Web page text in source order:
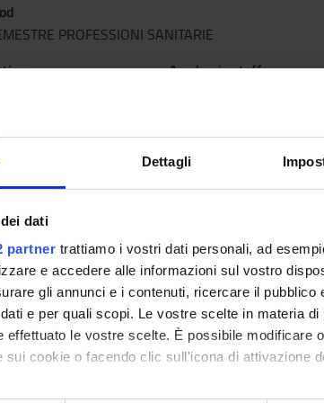
Dettagli
dati
partner trattiamo i vostri dati personali, ad
e accedere alle informazioni sul vostro
gli annunci e i contenuti, ricercare il
e per quali scopi. Le vostre scelte in materia
effettuato le vostre scelte. È possibile modificare
sui cookie o facendo clic sull'icona di attivazione
PROFESSIONI SANITARIE
Academic staff
hygiene and health
health